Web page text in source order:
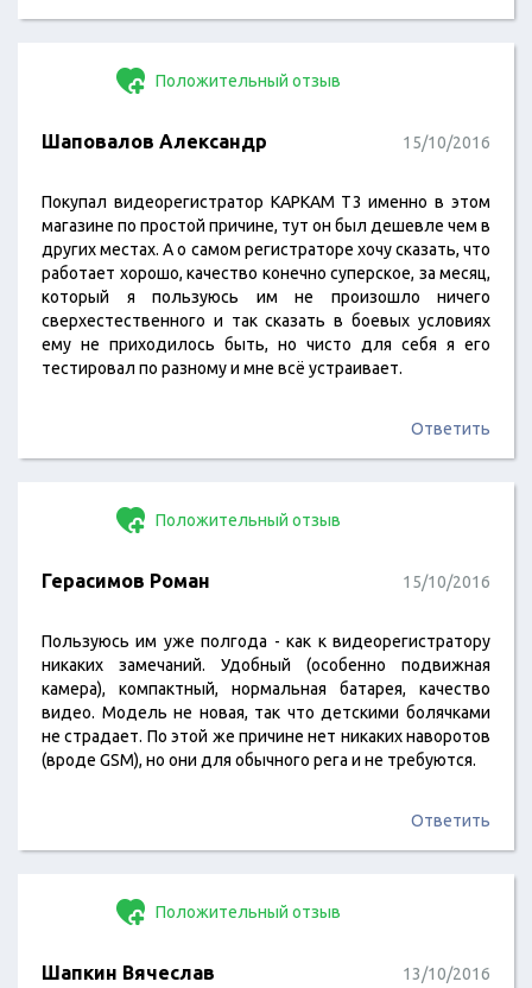
Положительный отзыв
Шаповалов Александр 15/10/2016
Покупал видеорегистратор КАРКАМ Т3 именно в этом
магазине по простой причине, тут он был дешевле чем в
других местах. А о самом регистраторе хочу сказать, что
работает хорошо, качество конечно суперское, за месяц,
который я пользуюсь им не произошло ничего
сверхестественного и так сказать в боевых условиях
ему не приходилось быть, но чисто для себя я его
тестировал по разному и мне всё устраивает.
Ответить
Положительный отзыв
Герасимов Роман 15/10/2016
Пользуюсь им уже полгода - как к видеорегистратору
никаких замечаний. Удобный (особенно подвижная
камера), компактный, нормальная батарея, качество
видео. Модель не новая, так что детскими болячками
не страдает. По этой же причине нет никаких наворотов
(вроде GSM), но они для обычного рега и не требуются.
Ответить
Положительный отзыв
Шапкин Вячеслав 13/10/2016